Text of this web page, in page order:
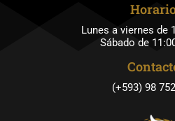
Lunes a viernes de
Sábado de
(+593) 98